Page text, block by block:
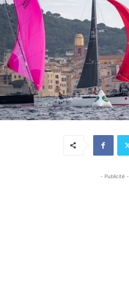
- Publicité -